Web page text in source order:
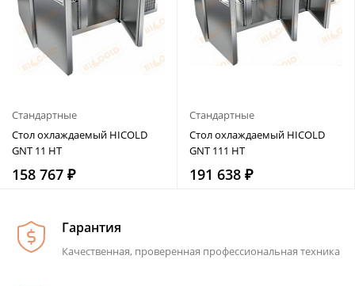
Cтандартные
Стол охлаждаемый HICOLD
GNT 11 HT
158 767 ₽
Cтандартные
Стол охлаждаемый HICOLD
GNT 111 HT
191 638 ₽
Гарантия
Качественная, проверенная профессиональная техника